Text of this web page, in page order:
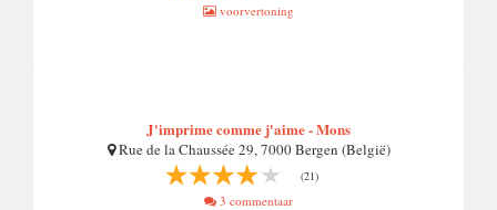
voorvertoning
J'imprime comme j'aime - Mons
Rue de la Chaussée 29, 7000 Bergen (België)
(21)
3 commentaar